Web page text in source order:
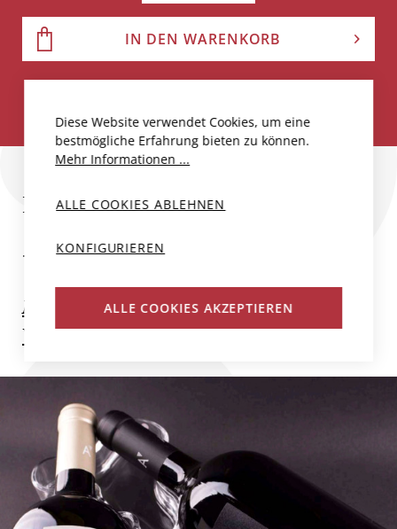
IN DEN WARENKORB
BODEGAS AALTO
...
Mehr zum Produzent
Weitere Weine des Produzenten
Diese Website verwendet Cookies, um eine
bestmögliche Erfahrung bieten zu können.
Mehr Informationen ...
ALLE COOKIES ABLEHNEN
KONFIGURIEREN
ALLE COOKIES AKZEPTIEREN